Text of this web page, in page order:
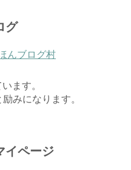
グ
んブログ村
ます。
みになります。
イページ